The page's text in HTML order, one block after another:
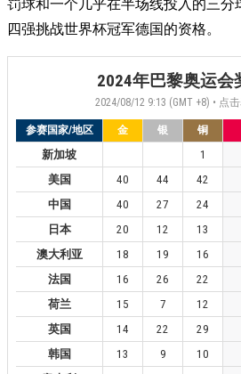
罚球和一个几乎在半场线投入的三分
四强挑战世界杯冠军德国的资格。